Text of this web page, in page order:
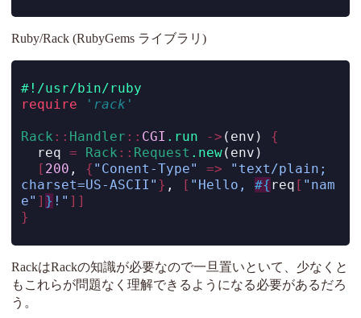
Ruby/Rack (RubyGems ライブラリ)
#!/usr/bin/ruby
require
'rack'
Rack :: Handler :: CGI .run -> (env) {
  req
= Rack :: Request .new(env)
[ 200 , { "Conent-Type" =>
"text/plain;
charset=US-ASCII" } , [ "Hello, #{ req [ "nam
e" ] } !" ]]
}
RackはRackの知識が必要なので一旦置いといて、少なくと
もこれらが問題なく理解できるようになる必要があるだろ
う。